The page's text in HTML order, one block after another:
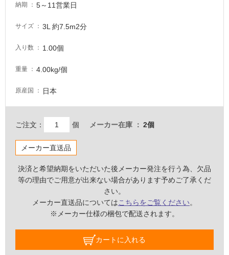
納期 5～11営業日
サイズ 3L 約7.5m2分
入り数 1.00個
重量 4.00kg/個
原産国 日本
ご注文： 個 メーカー在庫 2個
メーカー直送品
決済と希望納期をいただいた後メーカー発注を行う為、欠品
等の理由でご用意が出来ない場合があります予めご了承くだ
さい。
メーカー直送品についてはこちらをご覧ください。
※メーカー仕様の梱包で配送されます。
カートに入れる
屋
内
屋
床・
浴
駐
車
場
非
常
適
し
て
る